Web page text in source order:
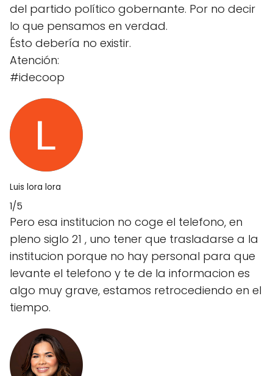
del partido político gobernante. Por no decir
lo que pensamos en verdad.
Ésto debería no existir.
Atención:
#idecoop
Luis lora lora
1/5
Pero esa institucion no coge el telefono, en
pleno siglo 21 , uno tener que trasladarse a la
institucion porque no hay personal para que
levante el telefono y te de la informacion es
algo muy grave, estamos retrocediendo en el
tiempo.